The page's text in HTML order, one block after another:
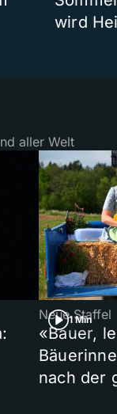
wird
aller Welt
1 Min
Neue Staffel
«Bauer,
nach der